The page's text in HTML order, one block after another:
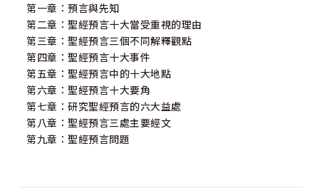
第一章：預言與先知
第二章：聖經預言十大當受重視的理由
第三章：聖經預言三個不同解釋觀點
第四章：聖經預言十大事件
第五章：聖經預言中的十大地點
第六章：聖經預言十大要角
第七章：研究聖經預言的六大益處
第八章：聖經預言三處主要經文
第九章：聖經預言問題